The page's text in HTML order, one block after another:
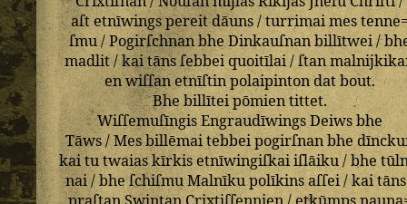
aſtetnīwingspereitdāuns/turrimaimes
ſmu/PogirſchnanbheDinkauſnanbillītwei/
madlit/kaitānsſebbeiquoitīlai/ſtan
enwiſſanetnīſtinpolaipintondatbout.
Bhebillīteipōmientittet.
WiſſemuſīngisEngraudīwingsDeiwsbhe
Tāws/Mesbillēmaitebbeipogirſnanbhe
kaitutwaiaskīrkisetnīwingiſkai iſlāiku/bhe
nai/bheſchiſmuMalnīkupolīkinsaſſei/kaitāns